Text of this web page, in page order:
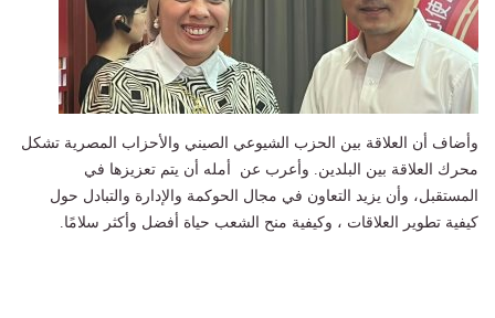
وأضاف أن العلاقة بين الحزب الشيوعي الصيني والأحزاب المصرية تشكل
محرك العلاقة بين البلدين. وأعرب عن أمله أن يتم تعزيزها في
المستقبل، وأن يزيد التعاون في مجال الحوكمة والإدارة والتبادل حول
كيفية تطوير العلاقات ، وكيفية منح الشعب حياة أفضل وأكثر سلامًا.